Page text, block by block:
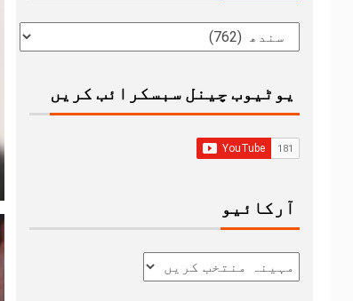
یوٹیوب چینل سبسکرائب کریں
آرکائیو